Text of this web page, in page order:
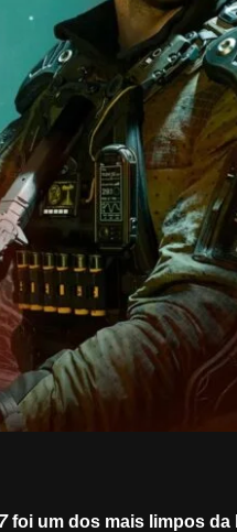
foi um dos mais limpos da